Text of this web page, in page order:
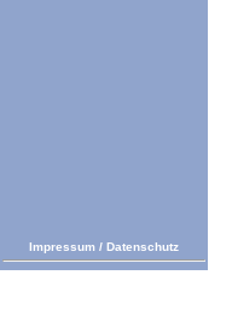
Impressum / Datenschutz